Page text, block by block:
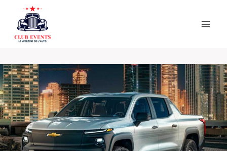
content